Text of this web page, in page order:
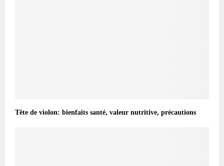
Tête de violon: bienfaits santé, valeur nutritive, précautions